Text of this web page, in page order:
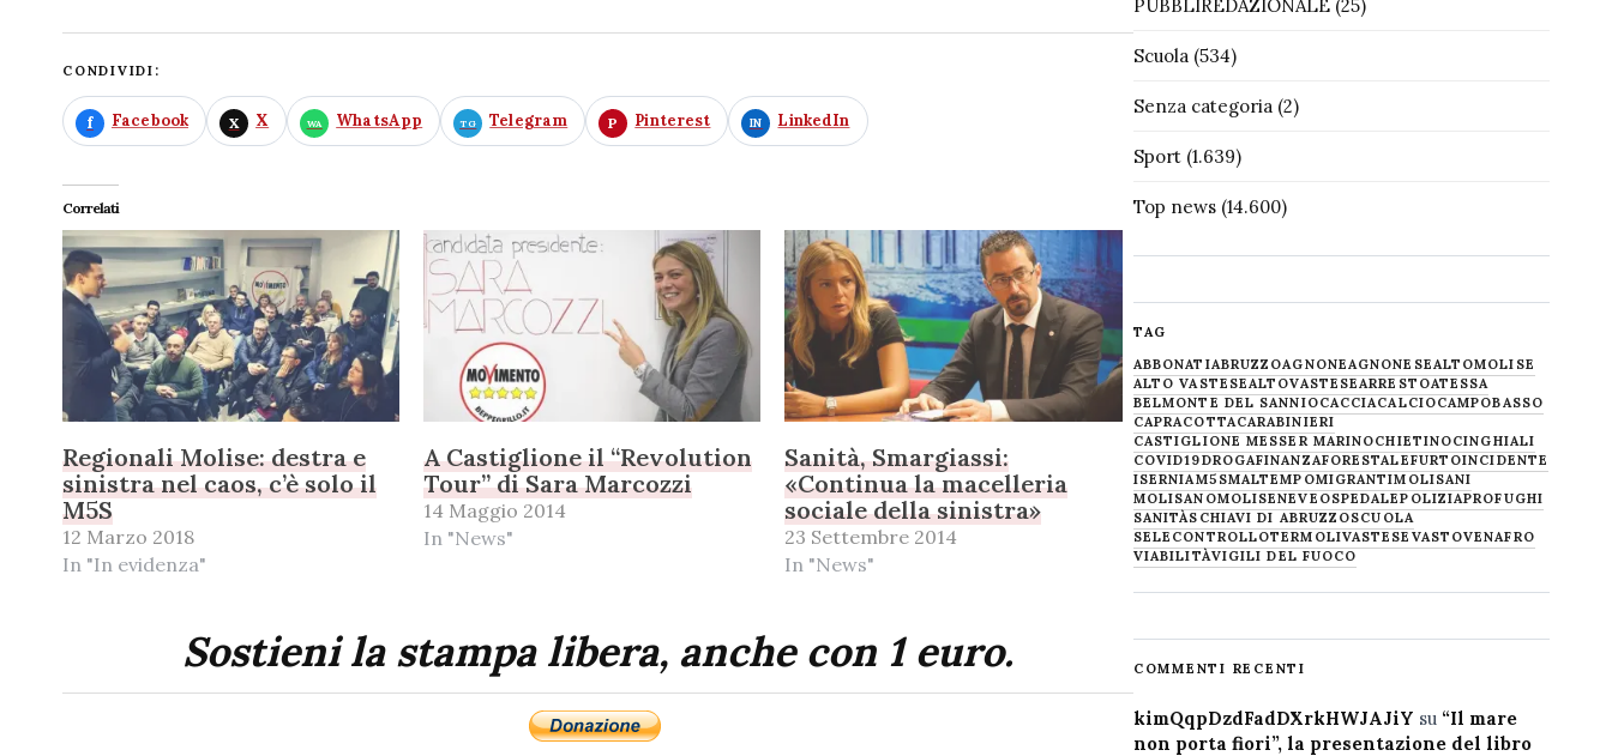
CONDIVIDI:
Facebook X WhatsApp Telegram Pinterest LinkedIn
Correlati
Regionali Molise: destra e
sinistra nel caos, c’è solo il
M5S
12 Marzo 2018
In "In evidenza"
A Castiglione il “Revolution
Tour” di Sara Marcozzi
14 Maggio 2014
In "News"
Sanità, Smargiassi:
«Continua la macelleria
sociale della sinistra»
23 Settembre 2014
In "News"
Sostieni la stampa libera, anche con 1 euro.
PUBBLIREDAZIONALE(25)
Scuola(534)
Senza categoria(2)
Sport(1.639)
Top news(14.600)
TAG
ABBONATIABRUZZOAGNONEAGNONESEALTOMOLISE
ALTO VASTESEALTOVASTESEARRESTOATESSA
BELMONTE DEL SANNIOCACCIACALCIOCAMPOBASSO
CAPRACOTTACARABINIERI
CASTIGLIONE MESSER MARINOCHIETINOCINGHIALI
COVID19DROGAFINANZAFORESTALEFURTOINCIDENTE
ISERNIAM5SMALTEMPOMIGRANTIMOLISANI
MOLISANOMOLISENEVE OSPEDALEPOLIZIAPROFUGHI
SANITÀSCHIAVI DI ABRUZZOSCUOLA
SELECONTROLLOTERMOLIVASTESE VASTOVENAFRO
VIABILITÀVIGILI DEL FUOCO
COMMENTI RECENTI
kimQqpDzdFadDXrkHWJAJiY su “Il mare
non porta fiori”, la presentazione del libro